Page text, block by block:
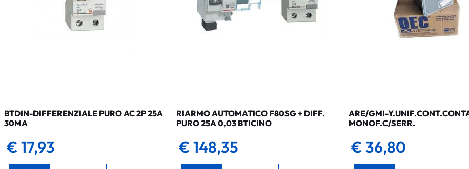
BTDIN-DIFFERENZIALE PURO AC 2P 25A
30MA
€ 17,93
RIARMO AUTOMATICO F80SG + DIFF.
PURO 25A 0,03 BTICINO
€ 148,35
ARE/GMI-
MONOF.C/SERR.
€ 36,80